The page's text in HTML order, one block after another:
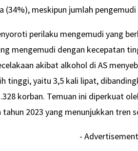
(34%), meskipun jumlah
perilaku mengemudi yang
mengemudi dengan kecepatan
akibat alkohol di AS
tinggi, yaitu 3,5 kali lipat,
korban. Temuan ini diperkuat
2023 yang menunjukkan tren
-